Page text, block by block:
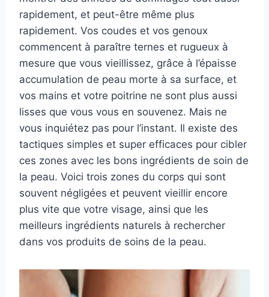
rapidement, et peut-être même plus
rapidement. Vos coudes et vos genoux
commencent à paraître ternes et rugueux à
mesure que vous vieillissez, grâce à l’épaisse
accumulation de peau morte à sa surface, et
vos mains et votre poitrine ne sont plus aussi
lisses que vous vous en souvenez. Mais ne
vous inquiétez pas pour l’instant. Il existe des
tactiques simples et super efficaces pour cibler
ces zones avec les bons ingrédients de soin de
la peau. Voici trois zones du corps qui sont
souvent négligées et peuvent vieillir encore
plus vite que votre visage, ainsi que les
meilleurs ingrédients naturels à rechercher
dans vos produits de soins de la peau.